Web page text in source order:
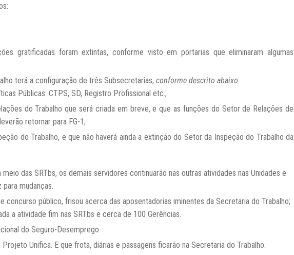
gratificadas foram extintas, conforme visto em portarias que eliminaram algumas
terá a configuração de três Subsecretarias, conforme descrito abaixo:
Públicas: CTPS, SD, Registro Profissional etc.;
do Trabalho que será criada em breve, e que as funções do Setor de Relações de
retornar para FG-1;
do Trabalho, e que não haverá ainda a extinção do Setor da Inspeção do Trabalho da
das SRTbs, os demais servidores continuarão nas outras atividades nas Unidades e
mudanças.
concurso público, frisou acerca das aposentadorias iminentes da Secretaria do Trabalho;
a atividade fim nas SRTbs e cerca de 100 Gerências.
do Seguro-Desemprego.
Unifica. E que frota, diárias e passagens ficarão na Secretaria do Trabalho.